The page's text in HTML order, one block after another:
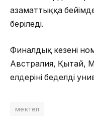
азаматтыққа
беріледі.
Финалдық кезеңнің
Австралия, Қытай,
елдерінің беделді
мектеп